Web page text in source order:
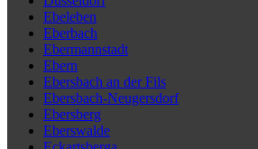
Ebeleben
Eberbach
Ebermannstadt
Ebern
Ebersbach an der Fils
Ebersbach-Neugersdorf
Ebersberg
Eberswalde